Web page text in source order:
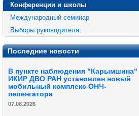
Конференции и школы
Международный семинар
Выборы руководителя
Последние новости
В пункте наблюдения "Карымшина"
ИКИР ДВО РАН установлен новый
мобильный комплекс ОНЧ-
пеленгатора
07.08.2026